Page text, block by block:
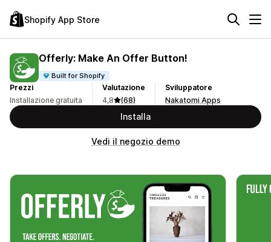
Shopify App Store
Offerly: Make An Offer Button!
Built for Shopify
Prezzi
Installazione gratuita
Valutazione
4,8
(68)
Sviluppatore
Nakatomi Apps
Installa
Vedi il negozio demo